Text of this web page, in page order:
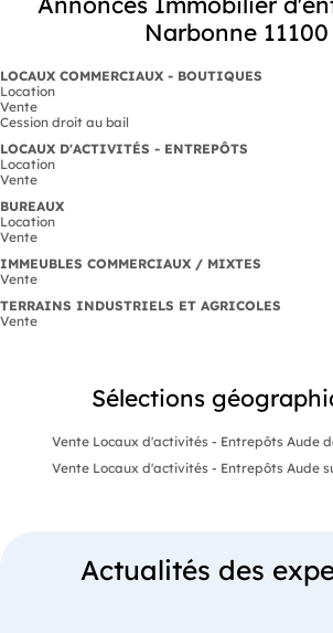
Narbonne 11100
LOCAUX COMMERCIAUX - BOUTIQUES
Location
Vente
Cession droit au bail
LOCAUX D'ACTIVITÉS - ENTREPÔTS
Location
Vente
BUREAUX
Location
Vente
IMMEUBLES COMMERCIAUX / MIXTES
Vente
TERRAINS INDUSTRIELS ET AGRICOLES
Vente
Sélections
Vente Locaux d'activités - Entrepôts Aude
Vente Locaux d'activités - Entrepôts Aude
Actualités des